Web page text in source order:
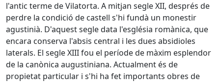
l'antic terme de Vilatorta. A mitjan segle XII, després de
perdre la condició de castell s'hi fundà un monestir
agustinià. D'aquest segle data l'església romànica, que
encara conserva l'absis central i les dues absidioles
laterals. El segle XIII fou el període de màxim esplendor
de la canònica augustiniana. Actualment és de
propietat particular i s'hi ha fet importants obres de